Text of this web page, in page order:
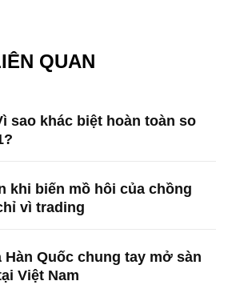
QUAN
sao khác biệt hoàn toàn so
khi biến mồ hôi của chồng
vì trading
Hàn Quốc chung tay mở sàn
Việt Nam